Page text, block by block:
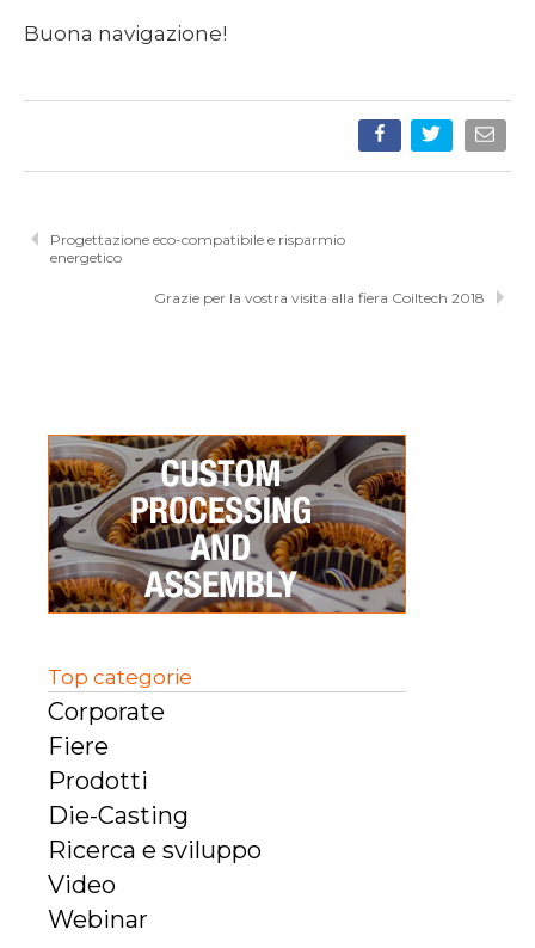
Buona navigazione!
Progettazione eco-compatibile e risparmio
energetico
Grazie per la vostra visita alla fiera Coiltech 2018
Top categorie
Corporate
Fiere
Prodotti
Die-Casting
Ricerca e sviluppo
Video
Webinar